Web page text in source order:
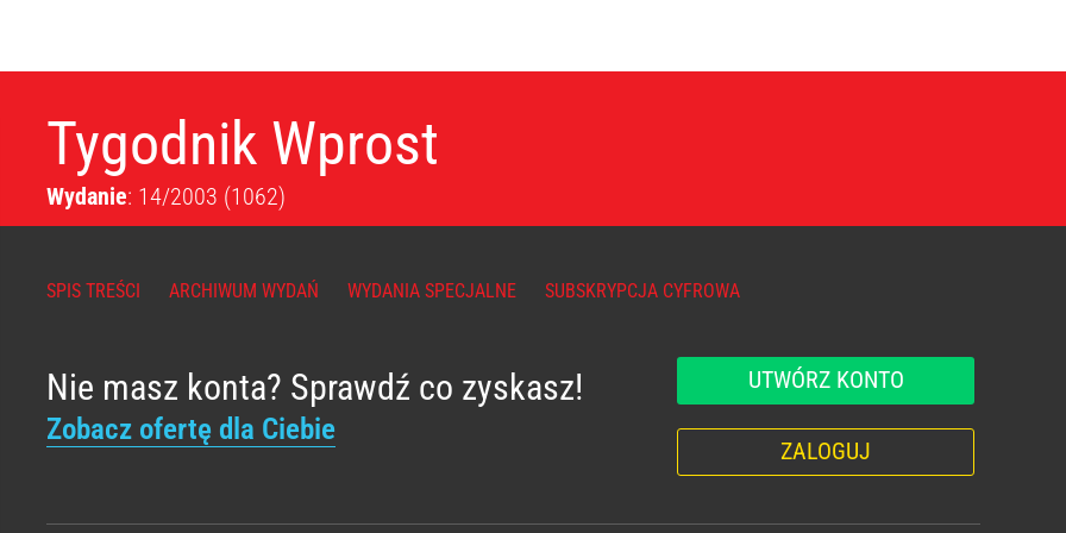
Tygodnik Wprost
Wydanie: 14/2003 (1062)
SPIS TREŚCI ARCHIWUM WYDAŃ WYDANIA SPECJALNE SUBSKRYPCJA CYFROWA
Nie masz konta? Sprawdź co zyskasz!
Zobacz ofertę dla Ciebie
UTWÓRZ KONTO
ZALOGUJ